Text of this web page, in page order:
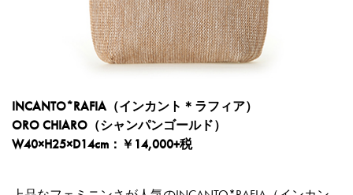
INCANTO*RAFIA（インカント＊ラフィア）
ORO CHIARO（シャンパンゴールド）
W40×H25×D14cm：￥14,000+税